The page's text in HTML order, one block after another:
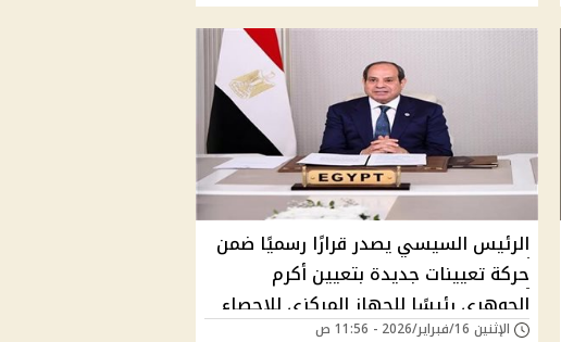
الرئيس السيسي يصدر قرارًا رسميًا ضمن
حركة تعيينات جديدة بتعيين أكرم
الجوهرى رئيسًا للجهاز المركزي للإحصاء
الإثنين 16/فبراير/2026 - 11:56 ص